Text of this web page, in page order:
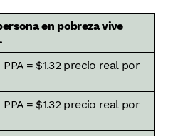
en pobreza vive
PPA = $1.32 precio real por
PPA = $1.32 precio real por